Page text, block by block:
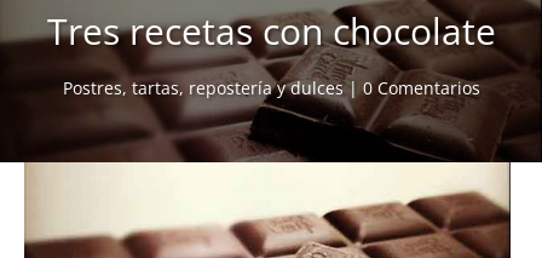
Tres recetas con chocolate
Postres, tartas, repostería y dulces|0 Comentarios